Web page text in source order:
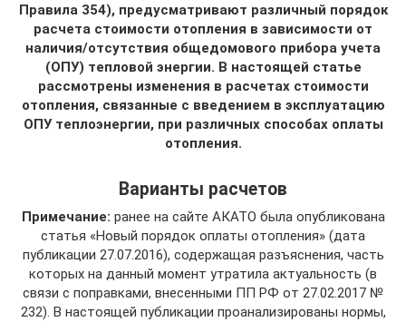
Правила 354), предусматривают различный порядок
расчета стоимости отопления в зависимости от
наличия/отсутствия общедомового прибора учета
(ОПУ) тепловой энергии. В настоящей статье
рассмотрены изменения в расчетах стоимости
отопления, связанные с введением в эксплуатацию
ОПУ теплоэнергии, при различных способах оплаты
отопления.
Варианты расчетов
Примечание: ранее на сайте АКАТО была опубликована
статья «Новый порядок оплаты отопления» (дата
публикации 27.07.2016), содержащая разъяснения, часть
которых на данный момент утратила актуальность (в
связи с поправками, внесенными ПП РФ от 27.02.2017 №
232). В настоящей публикации проанализированы нормы,